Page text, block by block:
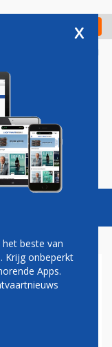
Check in
Vacatures
Paulo Mirpuri
x
beste van
Krijg onbeperkt
Apps.